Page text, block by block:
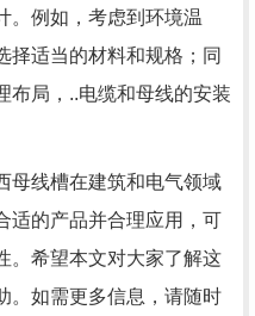
。例如，考虑到环境温
择适当的材料和规格；同
布局，..电缆和母线的安装
母线槽在建筑和电气领域
适的产品并合理应用，可
。希望本文对大家了解这
。如需更多信息，请随时